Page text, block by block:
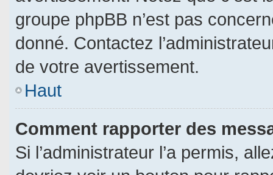
groupe phpBB n’est pas
donné. Contactez
de votre avertissement.
Haut
Comment rapporter des
Si l’administrateur l’a permis,